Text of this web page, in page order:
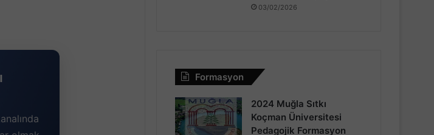
03/02/2026
Formasyon
2024 Muğla Sıtkı
Koçman Üniversitesi
Pedagojik Formasyon